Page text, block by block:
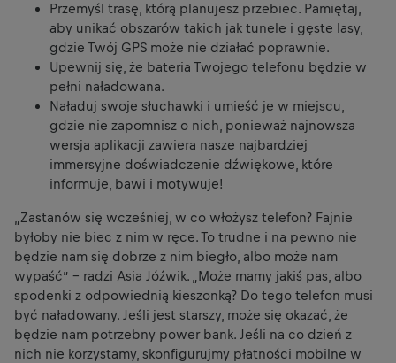
Przemyśl trasę, którą planujesz przebiec. Pamiętaj,
aby unikać obszarów takich jak tunele i gęste lasy,
gdzie Twój GPS może nie działać poprawnie.
Upewnij się, że bateria Twojego telefonu będzie w
pełni naładowana.
Naładuj swoje słuchawki i umieść je w miejscu,
gdzie nie zapomnisz o nich, ponieważ najnowsza
wersja aplikacji zawiera nasze najbardziej
immersyjne doświadczenie dźwiękowe, które
informuje, bawi i motywuje!
„Zastanów się wcześniej, w co włożysz telefon? Fajnie
byłoby nie biec z nim w ręce. To trudne i na pewno nie
będzie nam się dobrze z nim biegło, albo może nam
wypaść” – radzi Asia Jóźwik. „Może mamy jakiś pas, albo
spodenki z odpowiednią kieszonką? Do tego telefon musi
być naładowany. Jeśli jest starszy, może się okazać, że
będzie nam potrzebny power bank. Jeśli na co dzień z
nich nie korzystamy, skonfigurujmy płatności mobilne w